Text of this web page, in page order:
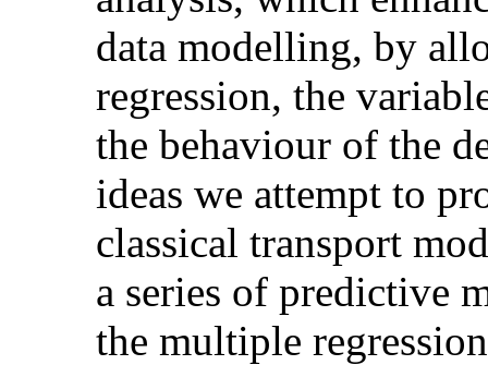
data modelling, by
regression, the
the behaviour of the
ideas we attempt to
classical transport
a series of predictive
the multiple